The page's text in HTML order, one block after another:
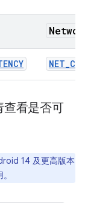
查看是否可
14 及更高版本